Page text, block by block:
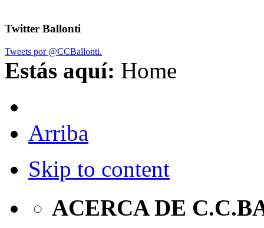
Twitter Ballonti
Tweets por @CCBallonti.
Estás aquí: Home
Arriba
Skip to content
ACERCA DE